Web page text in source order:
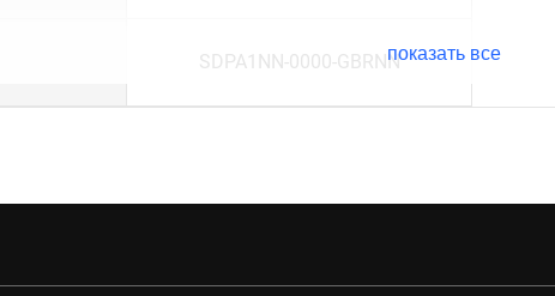
SDPA1NN-0000-GBRNNпоказать все